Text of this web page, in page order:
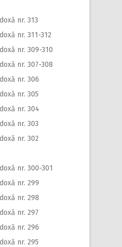
nr. 313
nr. 311-312
nr. 309-310
nr. 307-308
nr. 306
nr. 305
nr. 304
nr. 303
nr. 302
nr. 300-301
nr. 299
nr. 298
nr. 297
nr. 296
nr. 295